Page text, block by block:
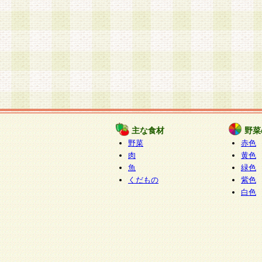
主な食材
野菜
肉
魚
くだもの
野
赤色
黄色
緑色
紫色
白色